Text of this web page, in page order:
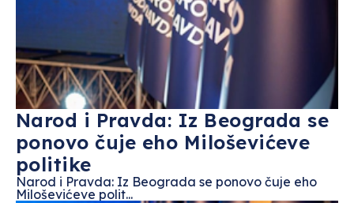
Narod i Pravda: Iz Beograda se
ponovo čuje eho Miloševićeve
politike
Narod i Pravda: Iz Beograda se ponovo čuje eho
Miloševićeve polit...